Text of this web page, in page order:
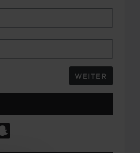
WEITER